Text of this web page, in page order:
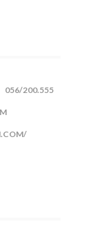
056/200.555